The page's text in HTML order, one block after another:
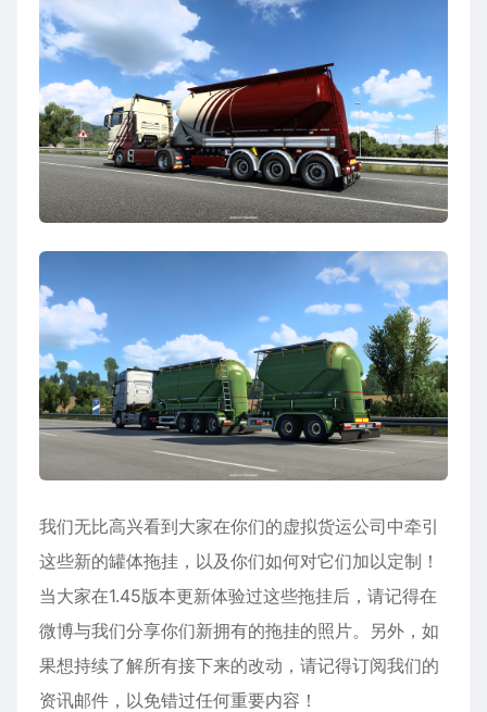
我们无比高兴看到大家在你们的虚拟货运公司中牵引
这些新的罐体拖挂，以及你们如何对它们加以定制！
当大家在1.45版本更新体验过这些拖挂后，请记得在
微博与我们分享你们新拥有的拖挂的照片。另外，如
果想持续了解所有接下来的改动，请记得订阅我们的
资讯邮件，以免错过任何重要内容！​​​​